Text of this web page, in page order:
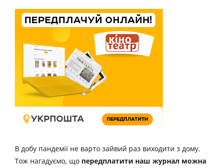
В добу пандемії не варто зайвий раз виходити з дому.
Тож нагадуємо, що передплатити наш журнал можна